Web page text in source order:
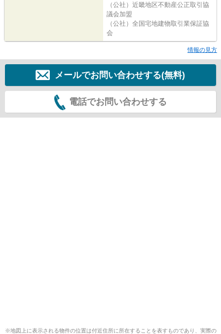
（公社）近畿地区不動産公正取引協
議会加盟
（公社）全国宅地建物取引業保証協
会
情報の見方
メールでお問い合わせする(無料)
電話でお問い合わせする
※地図上に表示される物件の位置は付近住所に所在することを表すものであり、実際の